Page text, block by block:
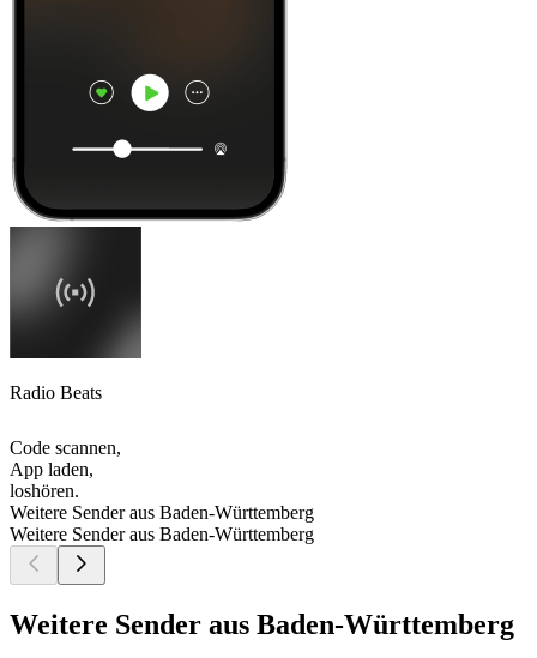
Radio Beats
Code scannen,
App laden,
loshören.
Weitere Sender aus Baden-Württemberg
Weitere Sender aus Baden-Württemberg
Weitere Sender aus Baden-Württemberg